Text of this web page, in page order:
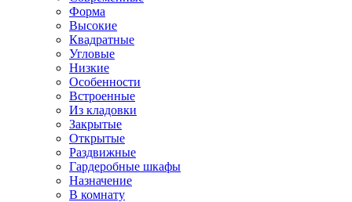
Форма
Высокие
Квадратные
Угловые
Низкие
Особенности
Встроенные
Из кладовки
Закрытые
Открытые
Раздвижные
Гардеробные шкафы
Назначение
В комнату